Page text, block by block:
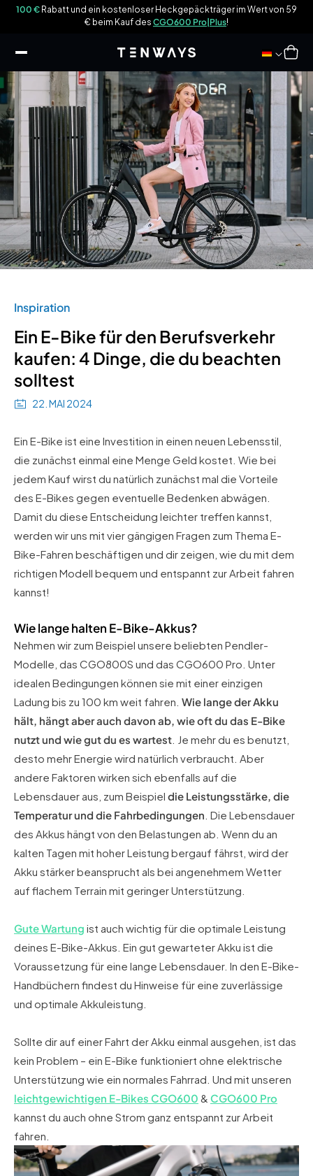
100 € Rabatt und ein kostenloser Heckgepäckträger im Wert von 59
€ beim Kauf des CGO600 Pro|Plus!
Inspiration
Ein E-Bike für den Berufsverkehr
kaufen: 4 Dinge, die du beachten
solltest
22. MAI 2024
Ein E-Bike ist eine Investition in einen neuen Lebensstil,
die zunächst einmal eine Menge Geld kostet. Wie bei
jedem Kauf wirst du natürlich zunächst mal die Vorteile
des E-Bikes gegen eventuelle Bedenken abwägen.
Damit du diese Entscheidung leichter treffen kannst,
werden wir uns mit vier gängigen Fragen zum Thema E-
Bike-Fahren beschäftigen und dir zeigen, wie du mit dem
richtigen Modell bequem und entspannt zur Arbeit fahren
kannst!
Wie lange halten E-Bike-Akkus?
Nehmen wir zum Beispiel unsere beliebten Pendler-
Modelle, das CGO800S und das CGO600 Pro. Unter
idealen Bedingungen können sie mit einer einzigen
Ladung bis zu 100 km weit fahren. Wie lange der Akku
hält, hängt aber auch davon ab, wie oft du das E-Bike
nutzt und wie gut du es wartest . Je mehr du es benutzt,
desto mehr Energie wird natürlich verbraucht. Aber
andere Faktoren wirken sich ebenfalls auf die
Lebensdauer aus, zum Beispiel die Leistungsstärke, die
Temperatur und die Fahrbedingungen . Die Lebensdauer
des Akkus hängt von den Belastungen ab. Wenn du an
kalten Tagen mit hoher Leistung bergauf fährst, wird der
Akku stärker beansprucht als bei angenehmem Wetter
auf flachem Terrain mit geringer Unterstützung.
Gute Wartung ist auch wichtig für die optimale Leistung
deines E-Bike-Akkus. Ein gut gewarteter Akku ist die
Voraussetzung für eine lange Lebensdauer. In den E-Bike-
Handbüchern findest du Hinweise für eine zuverlässige
und optimale Akkuleistung.
Sollte dir auf einer Fahrt der Akku einmal ausgehen, ist das
kein Problem – ein E-Bike funktioniert ohne elektrische
Unterstützung wie ein normales Fahrrad. Und mit unseren
leichtgewichtigen E-Bikes CGO600 & CGO600 Pro
kannst du auch ohne Strom ganz entspannt zur Arbeit
fahren.